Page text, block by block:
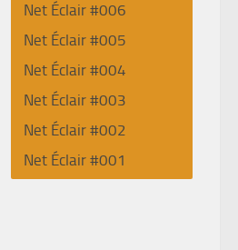
Net Éclair #006
Net Éclair #005
Net Éclair #004
Net Éclair #003
Net Éclair #002
Net Éclair #001